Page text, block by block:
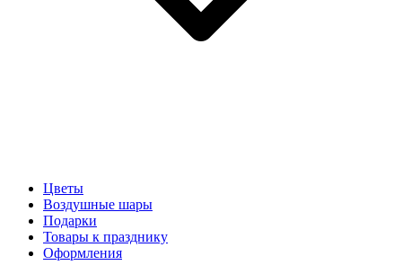
Цветы
Воздушные шары
Подарки
Товары к празднику
Оформления